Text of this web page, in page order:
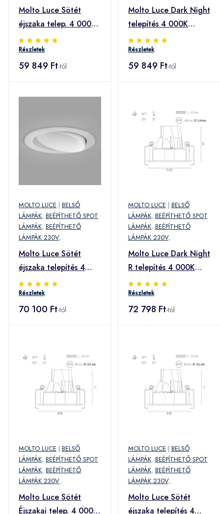
Molto Luce Sötét
éjszaka telep. 4 000K
fek./ezüst
Részletek
59 849 Ft-tól
Molto Luce Dark Night
telepítés 4 000K
fek./feh.
Részletek
59 849 Ft-tól
MOLTO LUCE | BELSŐ
LÁMPÁK, BEÉPÍTHETŐ SPOT
LÁMPÁK, BEÉPÍTHETŐ
LÁMPÁK 230V,
Molto Luce Sötét
éjszaka telepítés 4
000K fehér
Részletek
70 100 Ft-tól
MOLTO LUCE | BELSŐ
LÁMPÁK, BEÉPÍTHETŐ SPOT
LÁMPÁK, BEÉPÍTHETŐ
LÁMPÁK 230V,
Molto Luce Dark Night
R telepítés 4 000K
fehér
Részletek
72 798 Ft-tól
MOLTO LUCE | BELSŐ
LÁMPÁK, BEÉPÍTHETŐ SPOT
LÁMPÁK, BEÉPÍTHETŐ
LÁMPÁK 230V,
Molto Luce Sötét
Éjszakai telep. 4 000K
MOLTO LUCE | BELSŐ
LÁMPÁK, BEÉPÍTHETŐ SPOT
LÁMPÁK, BEÉPÍTHETŐ
LÁMPÁK 230V,
Molto Luce Sötét
éjszaka telepítés 4